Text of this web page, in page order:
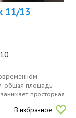
11/13
общая площадь
просторная
дома, а окна
В избранное